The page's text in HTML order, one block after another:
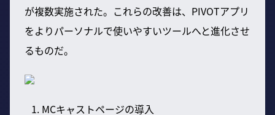
が複数実施された。これらの改善は、PIVOTアプリ
をよりパーソナルで使いやすいツールへと進化させ
るものだ。
MCキャストページの導入